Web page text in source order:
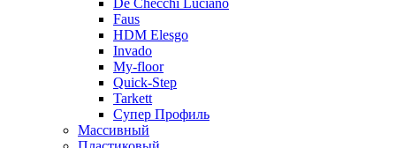
Faus
HDM Elesgo
Invado
My-floor
Quick-Step
Tarkett
Супер Профиль
Массивный